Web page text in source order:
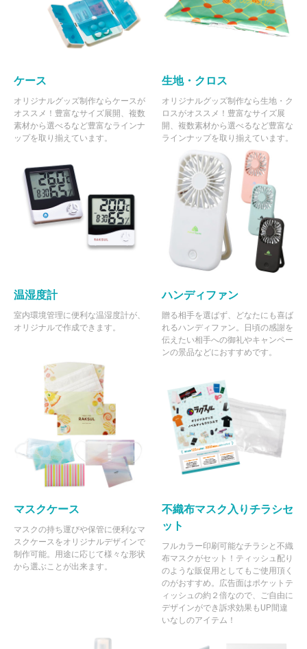
ケース
オリジナルグッズ制作ならケースが
オススメ！豊富なサイズ展開、複数
素材から選べるなど豊富なラインナ
ップを取り揃えています。
生地・クロス
オリジナルグッズ制作なら生地・ク
ロスがオススメ！豊富なサイズ展
開、複数素材から選べるなど豊富な
ラインナップを取り揃えています。
温湿度計
室内環境管理に便利な温湿度計が、
オリジナルで作成できます。
ハンディファン
贈る相手を選ばず、どなたにも喜ば
れるハンディファン。日頃の感謝を
伝えたい相手への御礼やキャンペー
ンの景品などにおすすめです。
マスクケース
マスクの持ち運びや保管に便利なマ
スクケースをオリジナルデザインで
制作可能。用途に応じて様々な形状
から選ぶことが出来ます。
不織布マスク入りチラシセ
ット
フルカラー印刷可能なチラシと不織
布マスクがセット！ティッシュ配り
のような販促用としてもご使用頂く
のがおすすめ。広告面はポケットテ
ィッシュの約２倍なので、ご自由に
デザインができ訴求効果もUP間違
いなしのアイテム！